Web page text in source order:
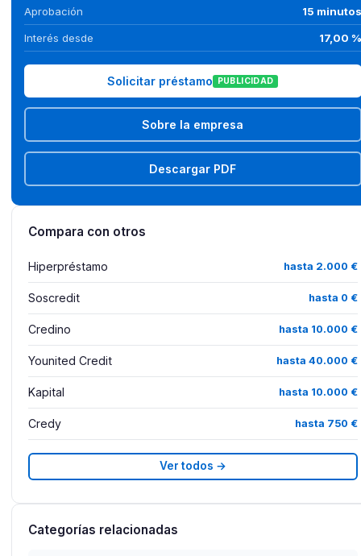
Aprobación 15 minutos
Interés desde 17,00 %
Solicitar préstamo PUBLICIDAD
Sobre la empresa
Descargar PDF
Compara con otros
Hiperpréstamo hasta 2.000 €
Soscredit hasta 0 €
Credino hasta 10.000 €
Younited Credit hasta 40.000 €
Kapital hasta 10.000 €
Credy hasta 750 €
Ver todos →
Categorías relacionadas